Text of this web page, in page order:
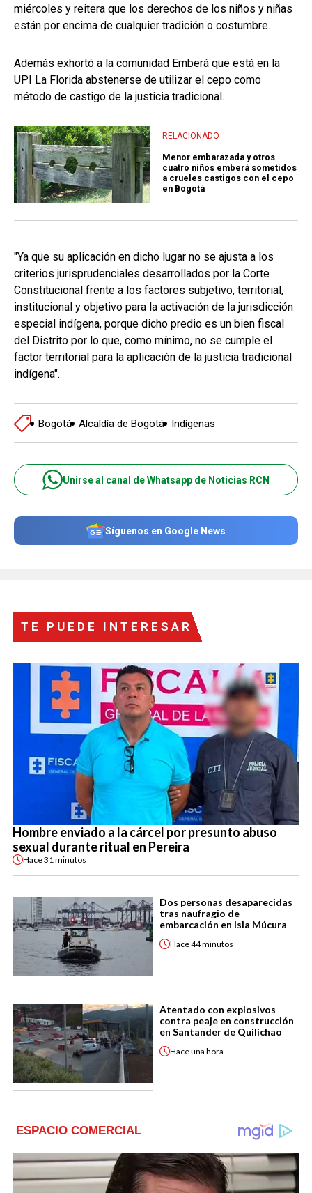
miércoles y reitera que los derechos de los niños y niñas
están por encima de cualquier tradición o costumbre.
Además exhortó a la comunidad Emberá que está en la
UPI La Florida abstenerse de utilizar el cepo como
método de castigo de la justicia tradicional.
RELACIONADO
Menor embarazada y otros
cuatro niños emberá sometidos
a crueles castigos con el cepo
en Bogotá
"Ya que su aplicación en dicho lugar no se ajusta a los
criterios jurisprudenciales desarrollados por la Corte
Constitucional frente a los factores subjetivo, territorial,
institucional y objetivo para la activación de la jurisdicción
especial indígena, porque dicho predio es un bien fiscal
del Distrito por lo que, como mínimo, no se cumple el
factor territorial para la aplicación de la justicia tradicional
indígena".
Bogotá Alcaldía de Bogotá Indígenas
Unirse al canal de Whatsapp de Noticias RCN
Síguenos en Google News
TE PUEDE INTERESAR
Hombre enviado a la cárcel por presunto abuso
sexual durante ritual en Pereira
Hace31 minutos
Dos personas desaparecidas
tras naufragio de
embarcación en Isla Múcura
Hace44 minutos
Atentado con explosivos
contra peaje en construcción
en Santander de Quilichao
Haceuna hora